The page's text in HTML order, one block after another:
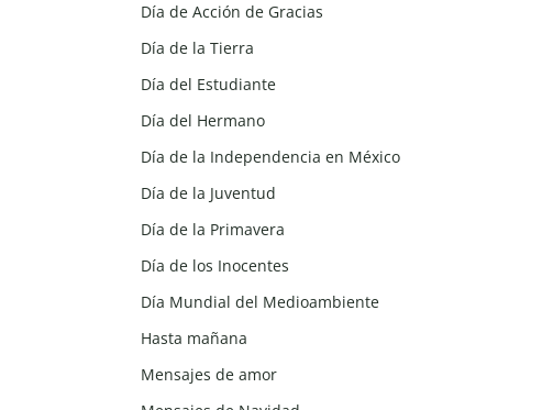
Día de Acción de Gracias
Día de la Tierra
Día del Estudiante
Día del Hermano
Día de la Independencia en México
Día de la Juventud
Día de la Primavera
Día de los Inocentes
Día Mundial del Medioambiente
Hasta mañana
Mensajes de amor